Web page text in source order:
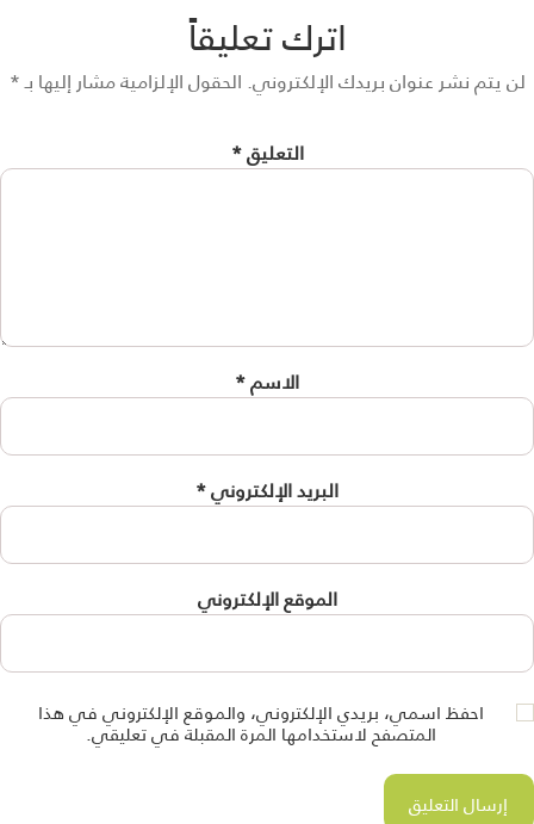
اترك تعليقاً
يتم نشر عنوان بريدك الإلكتروني. الحقول الإلزامية مشار إليها بـ*
التعليق*
الاسم*
البريد الإلكتروني*
الموقع الإلكتروني
احفظ اسمي، بريدي الإلكتروني، والموقع الإلكتروني في هذا
المتصفح لاستخدامها المرة المقبلة في تعليقي.